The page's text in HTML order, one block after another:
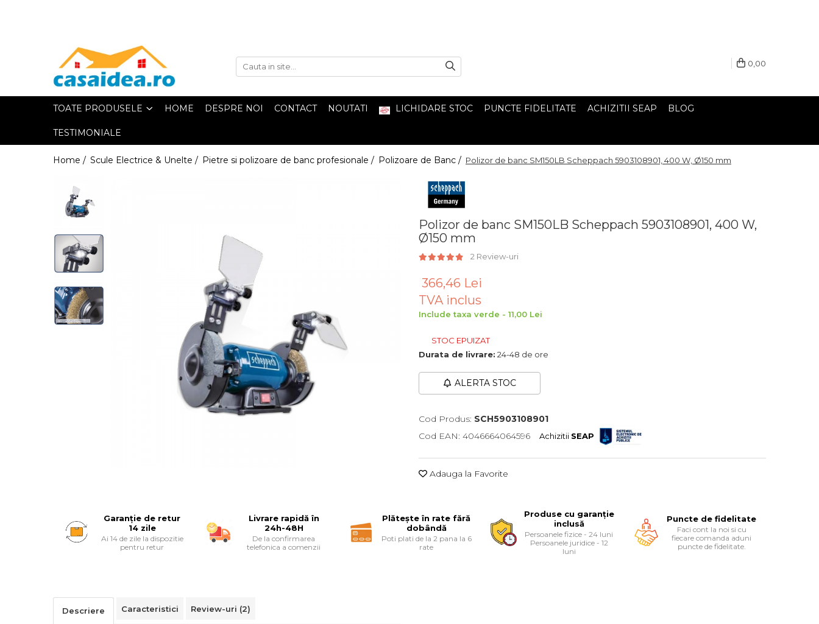
Adeziv Instant & Super Glue
Adeziv Bicomponent &
Pasta de Lipit Universala
Banda Izolatoare
Banda Teflon
Articole Pentru Casa
0,00
TOATE PRODUSELE HOME DESPRE NOI CONTACT NOUTATI LICHIDARE STOC PUNCTE FIDELITATE ACHIZITII SEAP BLOG
TESTIMONIALE
Home / Scule Electrice & Unelte / Pietre si polizoare de banc profesionale / Polizoare de Banc / Polizor de banc SM150LB Scheppach 5903108901, 400 W, Ø150 mm
Polizor de banc SM150LB Scheppach 5903108901, 400 W,
Ø150 mm
2 Review-uri
366,46 Lei
TVA inclus
Include taxa verde - 11,00 Lei
STOC EPUIZAT
Durata de livrare: 24-48 de ore
ALERTA STOC
Cod Produs: SCH5903108901
Cod EAN: 4046664064596
Achizitii SEAP
Adauga la Favorite
Garanție de retur
14 zile
Ai 14 de zile la dispozitie
pentru retur
Livrare rapidă în
24h-48H
De la confirmarea
telefonica a comenzii
Plătește în rate fără
dobândă
Poti plati de la 2 pana la 6
rate
Produse cu garanție
inclusă
Persoanele fizice - 24 luni
Persoanele juridice - 12
luni
Puncte de fidelitate
Faci cont la noi si cu
fiecare comanda aduni
puncte de fidelitate.
Descriere Caracteristici Review-uri (2)